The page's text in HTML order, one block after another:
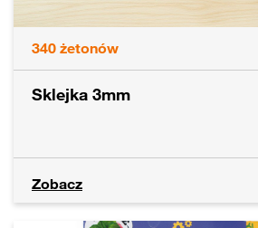
340 żetonów
Sklejka 3mm
Zobacz